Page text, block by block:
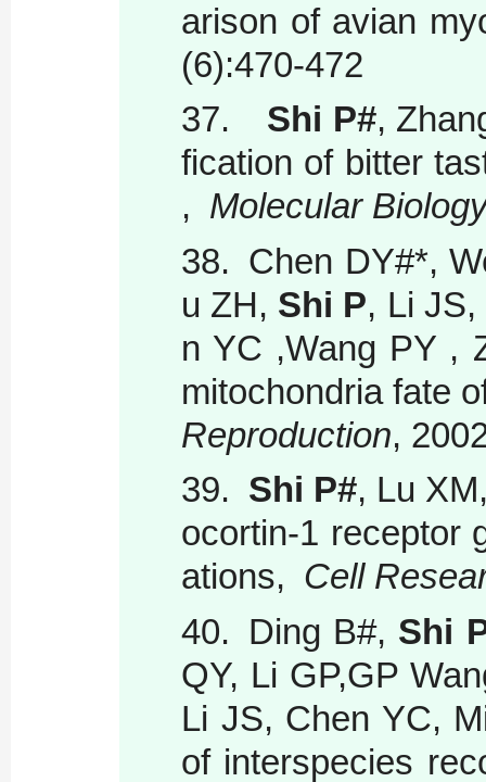
arison of avian
(6):470-472
37.
Shi P#,
fication of bitter
, Molecular
38. Chen DY#*,
u ZH, Shi P, Li
n YC ,Wang PY ,
mitochondria fate
Reproduction,
39. Shi P#, Lu
ocortin-1 receptor
ations, Cell
40. Ding B#, Shi
QY, Li GP,GP
Li JS, Chen YC,
of interspecies